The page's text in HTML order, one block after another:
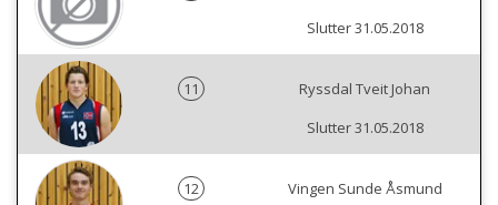
Slutter 31.05.2018
11
Ryssdal Tveit Johan
Slutter 31.05.2018
12
Vingen Sunde Åsmund